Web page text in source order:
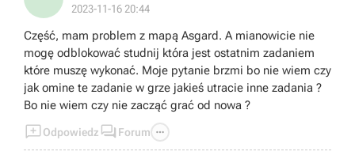
2023-11-16 20:44
Część, mam problem z mapą Asgard. A mianowicie nie
mogę odblokować studnij która jest ostatnim zadaniem
które muszę wykonać. Moje pytanie brzmi bo nie wiem czy
jak omine te zadanie w grze jakieś utracie inne zadania ?
Bo nie wiem czy nie zacząć grać od nowa ?
Odpowiedz  Forum 